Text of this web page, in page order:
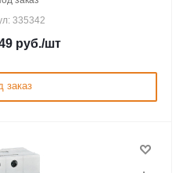
335342
руб./шт
заказ